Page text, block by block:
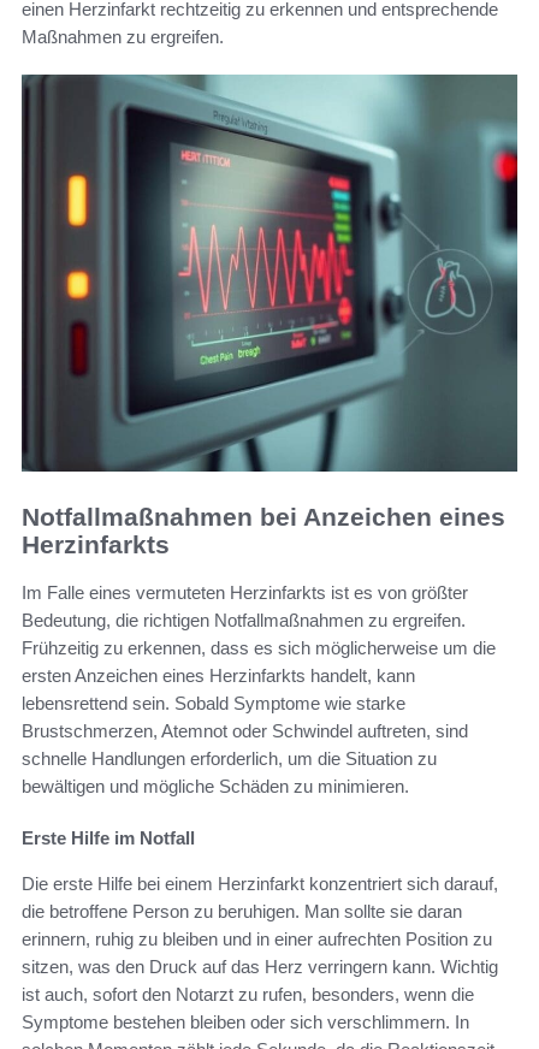
einen Herzinfarkt rechtzeitig zu erkennen und entsprechende
Maßnahmen zu ergreifen.
Notfallmaßnahmen bei Anzeichen eines
Herzinfarkts
Im Falle eines vermuteten Herzinfarkts ist es von größter
Bedeutung, die richtigen Notfallmaßnahmen zu ergreifen.
Frühzeitig zu erkennen, dass es sich möglicherweise um die
ersten Anzeichen eines Herzinfarkts handelt, kann
lebensrettend sein. Sobald Symptome wie starke
Brustschmerzen, Atemnot oder Schwindel auftreten, sind
schnelle Handlungen erforderlich, um die Situation zu
bewältigen und mögliche Schäden zu minimieren.
Erste Hilfe im Notfall
Die erste Hilfe bei einem Herzinfarkt konzentriert sich darauf,
die betroffene Person zu beruhigen. Man sollte sie daran
erinnern, ruhig zu bleiben und in einer aufrechten Position zu
sitzen, was den Druck auf das Herz verringern kann. Wichtig
ist auch, sofort den Notarzt zu rufen, besonders, wenn die
Symptome bestehen bleiben oder sich verschlimmern. In